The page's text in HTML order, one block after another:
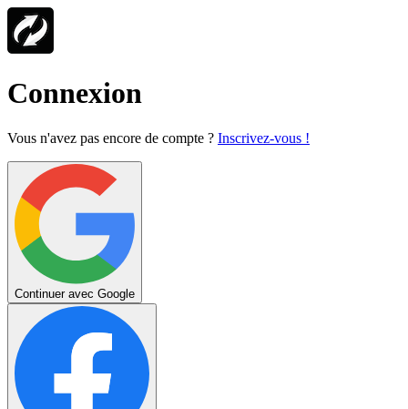
Connexion
Vous n'avez pas encore de compte ? Inscrivez-vous !
Continuer avec Google